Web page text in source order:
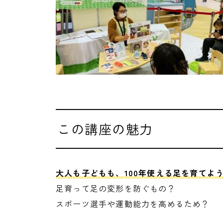
この講座の魅力
大人も子どもも、100年使える足を育てよ
足育って足の変形を防ぐもの？
スポーツ選手や運動能力を高めるため？